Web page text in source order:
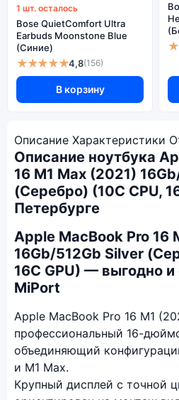
1 шт. осталось
Bose QuietComfort Ultra
Earbuds Moonstone Blue
(Синие)
★★★★★4,8(156)
В корзину
Описание Характеристики
Описание ноутбука
16 M1 Max (2021)
(Серебро) (10C CPU,
Петербурге
Apple MacBook Pro 16
16Gb/512Gb Silver
16C GPU) — выгодно и
MiPort
Apple MacBook Pro 16 M1
профессиональный 16-
объединяющий
и M1 Max.
Крупный дисплей с точной